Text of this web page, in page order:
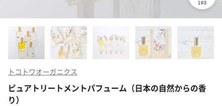
トコトワオーガニクス
ピュアトリートメントパフューム（日本の自然からの香
り）